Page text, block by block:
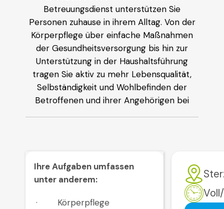
Betreuungsdienst unterstützen Sie
Personen zuhause in ihrem Alltag. Von der
Körperpflege über einfache Maßnahmen
der Gesundheitsversorgung bis hin zur
Unterstützung in der Haushaltsführung
tragen Sie aktiv zu mehr Lebensqualität,
Selbständigkeit und Wohlbefinden der
Betroffenen und ihrer Angehörigen bei
Ihre Aufgaben umfassen
unter anderem:
· Körperpflege